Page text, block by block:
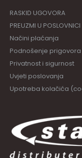
RASKID UGOVORA
PREUZMI U POSLOVNICI
Načini plaćanja
Podnošenje prigovora
Privatnost i sigurnost
Uvjeti poslovanja
Upotreba kolačića